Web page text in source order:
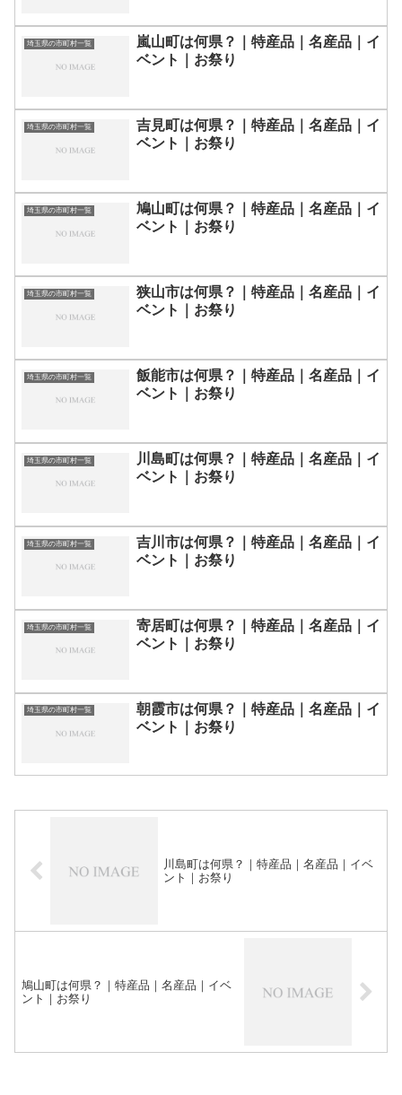
埼玉県の市町村一覧
嵐山町は何県？｜特産品｜名産品｜イ
ベント｜お祭り
埼玉県の市町村一覧
吉見町は何県？｜特産品｜名産品｜イ
ベント｜お祭り
埼玉県の市町村一覧
鳩山町は何県？｜特産品｜名産品｜イ
ベント｜お祭り
埼玉県の市町村一覧
狭山市は何県？｜特産品｜名産品｜イ
ベント｜お祭り
埼玉県の市町村一覧
飯能市は何県？｜特産品｜名産品｜イ
ベント｜お祭り
埼玉県の市町村一覧
川島町は何県？｜特産品｜名産品｜イ
ベント｜お祭り
埼玉県の市町村一覧
吉川市は何県？｜特産品｜名産品｜イ
ベント｜お祭り
埼玉県の市町村一覧
寄居町は何県？｜特産品｜名産品｜イ
ベント｜お祭り
埼玉県の市町村一覧
朝霞市は何県？｜特産品｜名産品｜イ
ベント｜お祭り
川島町は何県？｜特産品｜名産品｜イベ
ント｜お祭り
鳩山町は何県？｜特産品｜名産品｜イベ
ント｜お祭り